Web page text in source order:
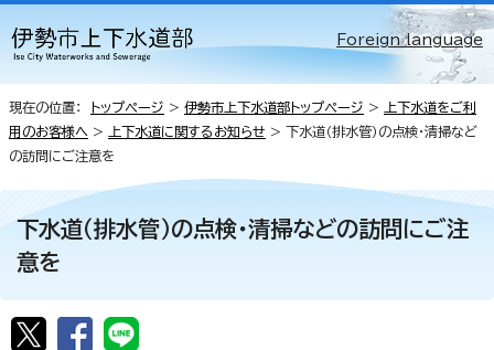
Foreign language
現在の位置： トップページ > 伊勢市上下水道部トップページ >
上下水道をご利
用のお客様へ > 上下水道に関するお知らせ > 下水道（排水管）の点検・清掃など
の訪問にご注意を
下水道（排水管）の点検・清掃などの訪問にご注
意を